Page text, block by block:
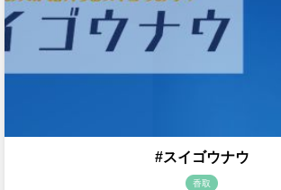
#スイゴウナウ
香取